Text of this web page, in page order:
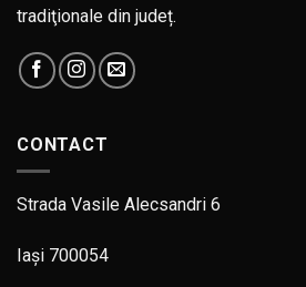
tradiţionale din județ.
CONTACT
Strada Vasile Alecsandri 6
Iași 700054